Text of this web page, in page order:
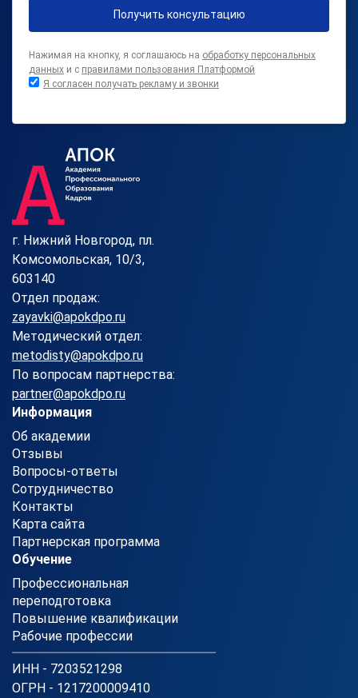
Получить консультацию
Нажимая на кнопку, я соглашаюсь на обработку персональных
данных и с правилами пользования Платформой
Я согласен получать рекламу и звонки
г. Нижний Новгород, пл.
Комсомольская, 10/3,
603140
Отдел продаж:
zayavki@apokdpo.ru
Методический отдел:
metodisty@apokdpo.ru
По вопросам партнерства:
partner@apokdpo.ru
Информация
Об академии
Отзывы
Вопросы-ответы
Сотрудничество
Контакты
Карта сайта
Партнерская программа
Обучение
Профессиональная
переподготовка
Повышение квалификации
Рабочие профессии
ИНН - 7203521298
ОГРН - 1217200009410